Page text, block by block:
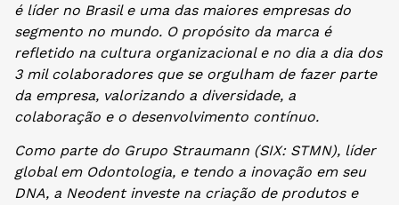
é líder no Brasil e uma das maiores empresas do
segmento no mundo. O propósito da marca é
refletido na cultura organizacional e no dia a dia dos
3 mil colaboradores que se orgulham de fazer parte
da empresa, valorizando a diversidade, a
colaboração e o desenvolvimento contínuo.
Como parte do Grupo Straumann (SIX: STMN), líder
global em Odontologia, e tendo a inovação em seu
DNA, a Neodent investe na criação de produtos e